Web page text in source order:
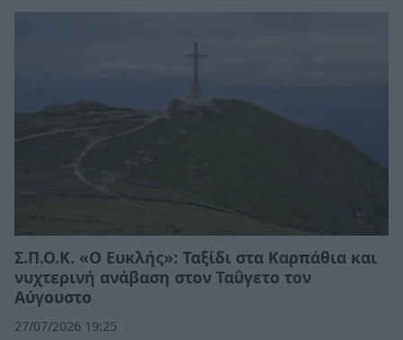
Σ.Π.Ο.Κ. «Ο Ευκλής»: Ταξίδι στα Καρπάθια και
νυχτερινή ανάβαση στον Ταΰγετο τον
Αύγουστο
27/07/2026 19:25